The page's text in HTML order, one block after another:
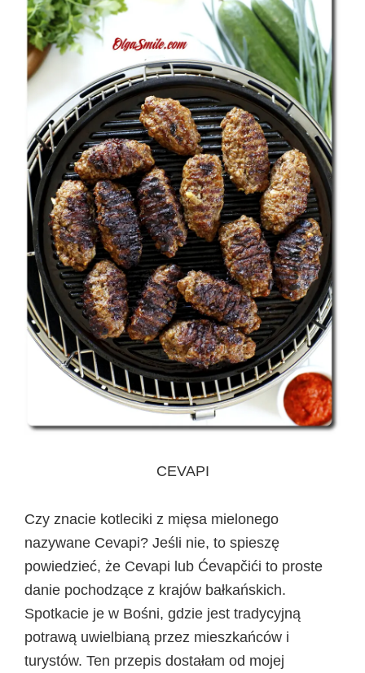
CEVAPI
Czy znacie kotleciki z mięsa mielonego
nazywane Cevapi? Jeśli nie, to spieszę
powiedzieć, że Cevapi lub Ćevapčići to proste
danie pochodzące z krajów bałkańskich.
Spotkacie je w Bośni, gdzie jest tradycyjną
potrawą uwielbianą przez mieszkańców i
turystów. Ten przepis dostałam od mojej